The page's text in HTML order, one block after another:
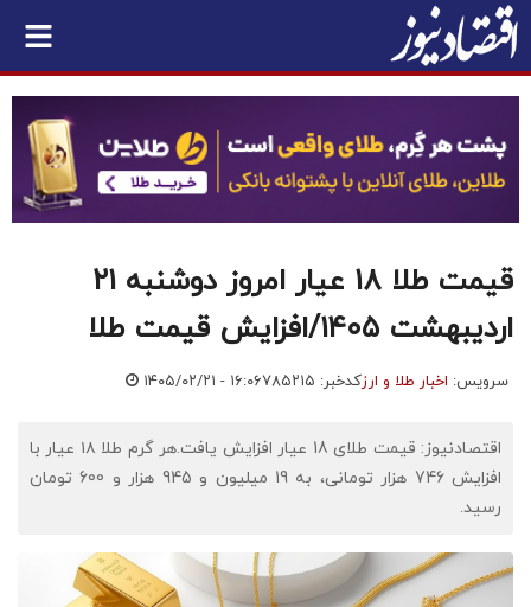
قیمت طلا ۱۸ عیار امروز دوشنبه ۲۱
اردیبهشت ۱۴۰۵/افزایش قیمت طلا
سرویس: اخبار طلا و ارزکدخبر: ۷۸۵۲۱۵ ۱۴۰۵/۰۲/۲۱ - ۱۶:۰۶
اقتصادنیوز: قیمت طلای 18 عیار افزایش یافت.هر گرم طلا ۱۸ عیار با
افزایش 746 هزار تومانی، به 19 میلیون و 945 هزار و 600 تومان
رسید.